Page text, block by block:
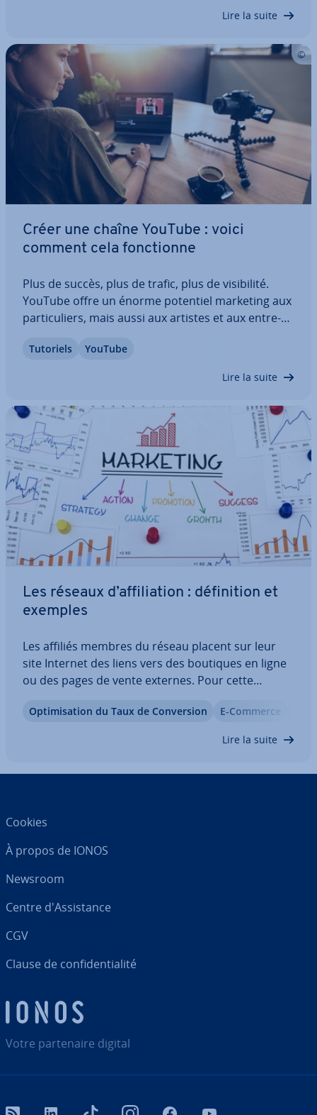
Lire la suite
Créer une chaîne YouTube : voici
comment cela fonc­tionne
Plus de succès, plus de trafic, plus de vi­si­bi­lité.
YouTube offre un énorme potentiel marketing aux
par­ti­cu­liers, mais aussi aux artistes et aux en­tre­
YouTube et la mettre en place ne prend que
Tutoriels YouTube
Lire la suite
Les réseaux d’af­fi­lia­tion : dé­fi­ni­tion et
exemples
Les affiliés membres du réseau placent sur leur
site Internet des liens vers des boutiques en ligne
ou des pages de vente externes. Pour cette
ventes réalisées. Comme la recherche de par­te­
Op­ti­mi­sa­tion du Taux de Con­ver­sion E-Commerce
Lire la suite
Votre par­te­naire digital
Cookies
À propos de IONOS
Newsroom
Centre d'As­sis­tance
CGV
Clause de con­fi­den­tia­lité
RSS LinkedIn tiktok InstagramFacebook